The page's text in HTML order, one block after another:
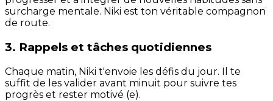
surcharge mentale. Niki est ton véritable compagnon
de route.
3. Rappels et tâches quotidiennes
Chaque matin, Niki t'envoie les défis du jour. Il te
suffit de les valider avant minuit pour suivre tes
progrès et rester motivé (e).